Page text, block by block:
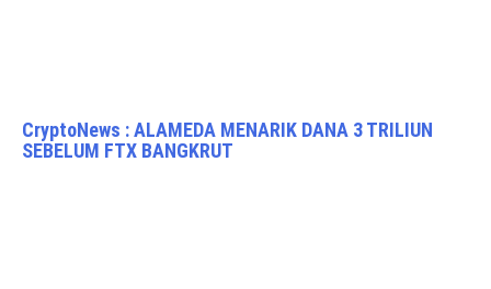
CryptoNews : ALAMEDA MENARIK DANA 3 TRILIUN
SEBELUM FTX BANGKRUT